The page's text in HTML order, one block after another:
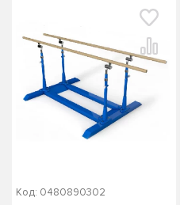
Код: 0480890302